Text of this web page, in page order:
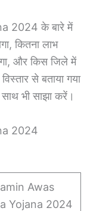
2024 के बारे में
कितना लाभ
और किस जिले में
से बताया गया
भी साझा करें।
2024
Awas
Yojana 2024